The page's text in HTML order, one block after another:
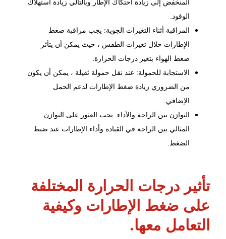
المنخفض إلى زيادة احتكاك الإطار وبالتالي زيادة استهلاك
الوقود.
المراقبة أثناء التغيرات الجوية: يجب مراقبة ضغط
الإطارات خلال تغيرات الطقس ، حيث يمكن أن يتأثر
ضغط الهواء بتغير درجات الحرارة.
الاستجابة للحمولة: عند نقل حمولة ثقيلة ، يمكن أن يكون
من الضروري زيادة ضغط الإطارات لدعم الحمل
الإضافي.
التوازن بين الراحة والأداء: يجب العثور على التوازن
المثالي بين الراحة في القيادة وأداء الإطارات عند ضبط
الضغط.
تأثير درجات الحرارة المختلفة
على ضغط الإطارات وكيفية
التعامل معها.